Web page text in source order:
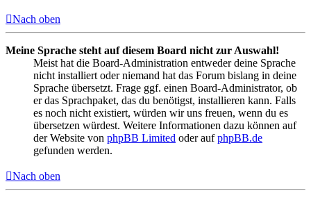
Nach oben
Meine Sprache steht auf diesem Board nicht zur Auswahl!
Meist hat die Board-Administration entweder deine Sprache
nicht installiert oder niemand hat das Forum bislang in deine
Sprache übersetzt. Frage ggf. einen Board-Administrator, ob
er das Sprachpaket, das du benötigst, installieren kann. Falls
es noch nicht existiert, würden wir uns freuen, wenn du es
übersetzen würdest. Weitere Informationen dazu können auf
der Website von phpBB Limited oder aufphpBB.de
gefunden werden.
Nach oben